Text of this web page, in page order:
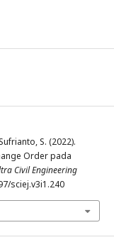
S. (2022).
Order pada
Civil Engineering
sciej.v3i1.240